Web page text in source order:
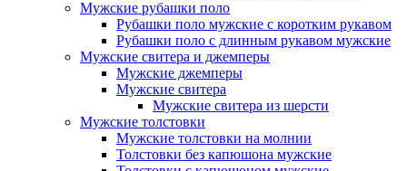
Мужские рубашки поло
Рубашки поло мужские с коротким рукавом
Рубашки поло с длинным рукавом мужские
Мужские свитера и джемперы
Мужские джемперы
Мужские свитера
Мужские свитера из шерсти
Мужские толстовки
Мужские толстовки на молнии
Толстовки без капюшона мужские